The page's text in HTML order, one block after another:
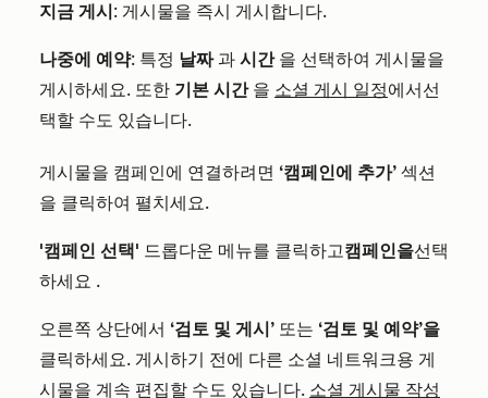
지금 게시 : 게시물을 즉시 게시합니다.
나중에 예약: 특정 날짜과 시간을 선택하여 게시물을
게시하세요. 또한 기본 시간을 소셜 게시 일정에서선
택할 수도 있습니다.
게시물을 캠페인에 연결하려면 ‘캠페인에 추가’ 섹션
을 클릭하여 펼치세요.
'캠페인 선택' 드롭다운 메뉴를 클릭하고캠페인을선택
하세요 .
오른쪽 상단에서 ‘검토 및 게시’ 또는 ‘검토 및 예약’을
클릭하세요. 게시하기 전에 다른 소셜 네트워크용 게
시물을 계속 편집할 수도 있습니다. 소셜 게시물 작성